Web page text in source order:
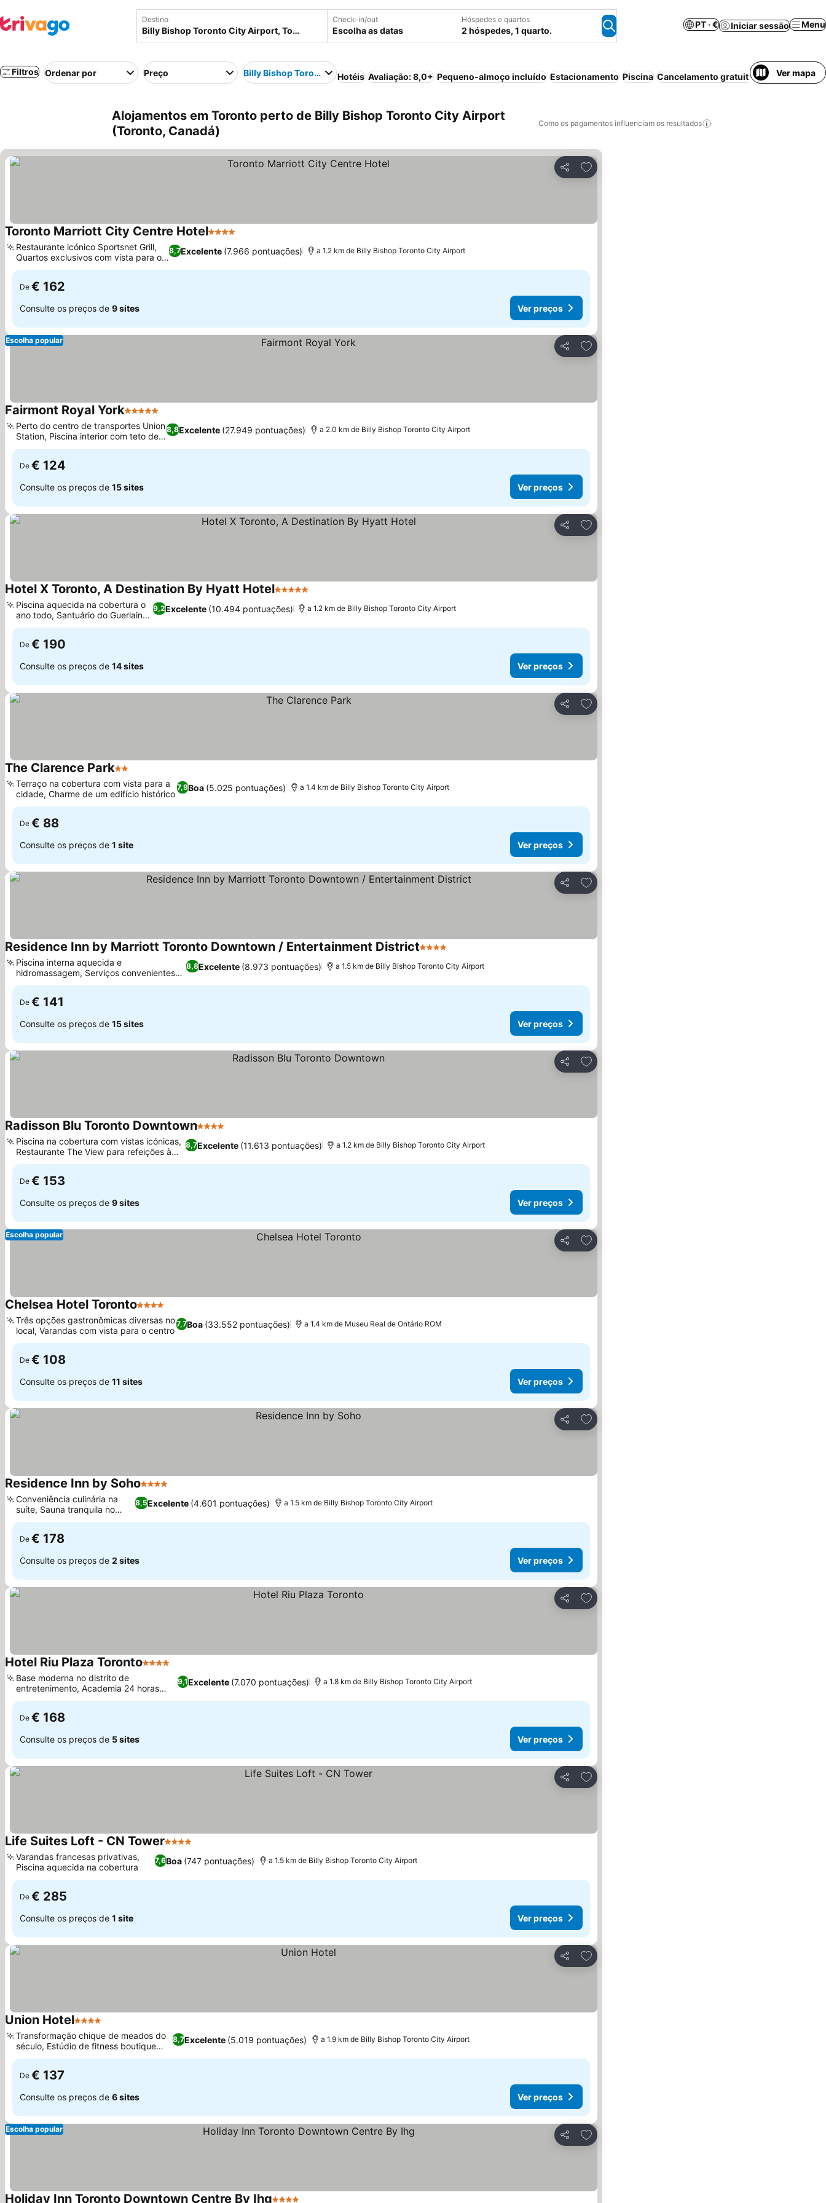
Destino Check-in/out
Escolha as datas
Hóspedes e quartos
2 hóspedes, 1 quarto.
PT · € Iniciar sessão Menu
Filtros Ordenar por Preço Billy Bishop Toronto City Airport
Hotéis Avaliação: 8,0+ Pequeno-almoço incluído Estacionamento Piscina Cancelamento gratuito Aparthotel Wi-
Ver mapa
Alojamentos em Toronto perto de Billy Bishop Toronto City Airport
(Toronto, Canadá)
Como os pagamentos influenciam os resultados
Partilhar
Adicionar aos favoritos
Toronto Marriott City Centre Hotel4 Estrelas
8,7Excelente (7.966 pontuações)
Restaurante icónico Sportsnet Grill,
Quartos exclusivos com vista para o
campo
a 1.2 km de Billy Bishop Toronto City Airport
De € 162
Consulte os preços de 9 sites Ver preços
Partilhar
Adicionar aos favoritos
Escolha popular
Fairmont Royal York5 Estrelas
8,8Excelente (27.949 pontuações)
Perto do centro de transportes Union
Station, Piscina interior com teto de
vidro
a 2.0 km de Billy Bishop Toronto City Airport
De € 124
Consulte os preços de 15 sites Ver preços
Partilhar
Adicionar aos favoritos
Hotel X Toronto, A Destination By Hyatt Hotel5 Estrelas
9,2Excelente (10.494 pontuações)
Piscina aquecida na cobertura o
ano todo, Santuário do Guerlain
Spa
a 1.2 km de Billy Bishop Toronto City Airport
De € 190
Consulte os preços de 14 sites Ver preços
Partilhar
Adicionar aos favoritos
The Clarence Park2 Estrelas
7,9Boa (5.025 pontuações)
Terraço na cobertura com vista para a
cidade, Charme de um edifício histórico
a 1.4 km de Billy Bishop Toronto City Airport
De € 88
Consulte os preços de 1 site Ver preços
Partilhar
Adicionar aos favoritos
Residence Inn by Marriott Toronto Downtown / Entertainment District4 Estrelas
8,8Excelente (8.973 pontuações)
Piscina interna aquecida e
hidromassagem, Serviços convenientes
de manobrista e transporte
a 1.5 km de Billy Bishop Toronto City Airport
De € 141
Consulte os preços de 15 sites Ver preços
Partilhar
Adicionar aos favoritos
Radisson Blu Toronto Downtown4 Estrelas
8,7Excelente (11.613 pontuações)
Piscina na cobertura com vistas icónicas,
Restaurante The View para refeições à
beira do lago
a 1.2 km de Billy Bishop Toronto City Airport
De € 153
Consulte os preços de 9 sites Ver preços
Partilhar
Adicionar aos favoritos
Escolha popular
Chelsea Hotel Toronto4 Estrelas
7,7Boa (33.552 pontuações)
Três opções gastronômicas diversas no
local, Varandas com vista para o centro
a 1.4 km de Museu Real de Ontário ROM
De € 108
Consulte os preços de 11 sites Ver preços
Partilhar
Adicionar aos favoritos
Residence Inn by Soho4 Estrelas
8,5Excelente (4.601 pontuações)
Conveniência culinária na
suíte, Sauna tranquila no
local
a 1.5 km de Billy Bishop Toronto City Airport
De € 178
Consulte os preços de 2 sites Ver preços
Partilhar
Adicionar aos favoritos
Hotel Riu Plaza Toronto4 Estrelas
9,1Excelente (7.070 pontuações)
Base moderna no distrito de
entretenimento, Academia 24 horas
totalmente equipada
a 1.8 km de Billy Bishop Toronto City Airport
De € 168
Consulte os preços de 5 sites Ver preços
Partilhar
Adicionar aos favoritos
Life Suites Loft - CN Tower4 Estrelas
7,6Boa (747 pontuações)
Varandas francesas privativas,
Piscina aquecida na cobertura
a 1.5 km de Billy Bishop Toronto City Airport
De € 285
Consulte os preços de 1 site Ver preços
Partilhar
Adicionar aos favoritos
Union Hotel4 Estrelas
8,7Excelente (5.019 pontuações)
Transformação chique de meados do
século, Estúdio de fitness boutique
moderno
a 1.9 km de Billy Bishop Toronto City Airport
De € 137
Consulte os preços de 6 sites Ver preços
Partilhar
Adicionar aos favoritos
Escolha popular
Holiday Inn Toronto Downtown Centre By Ihg